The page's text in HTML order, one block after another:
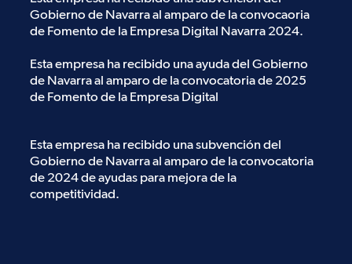
Gobierno de Navarra al amparo de la convocaoria
de Fomento de la Empresa Digital Navarra 2024.
Esta empresa ha recibido una ayuda del Gobierno
de Navarra al amparo de la convocatoria de 2025
de Fomento de la Empresa Digital
Esta empresa ha recibido una subvención del
Gobierno de Navarra al amparo de la convocatoria
de 2024 de ayudas para mejora de la
competitividad.